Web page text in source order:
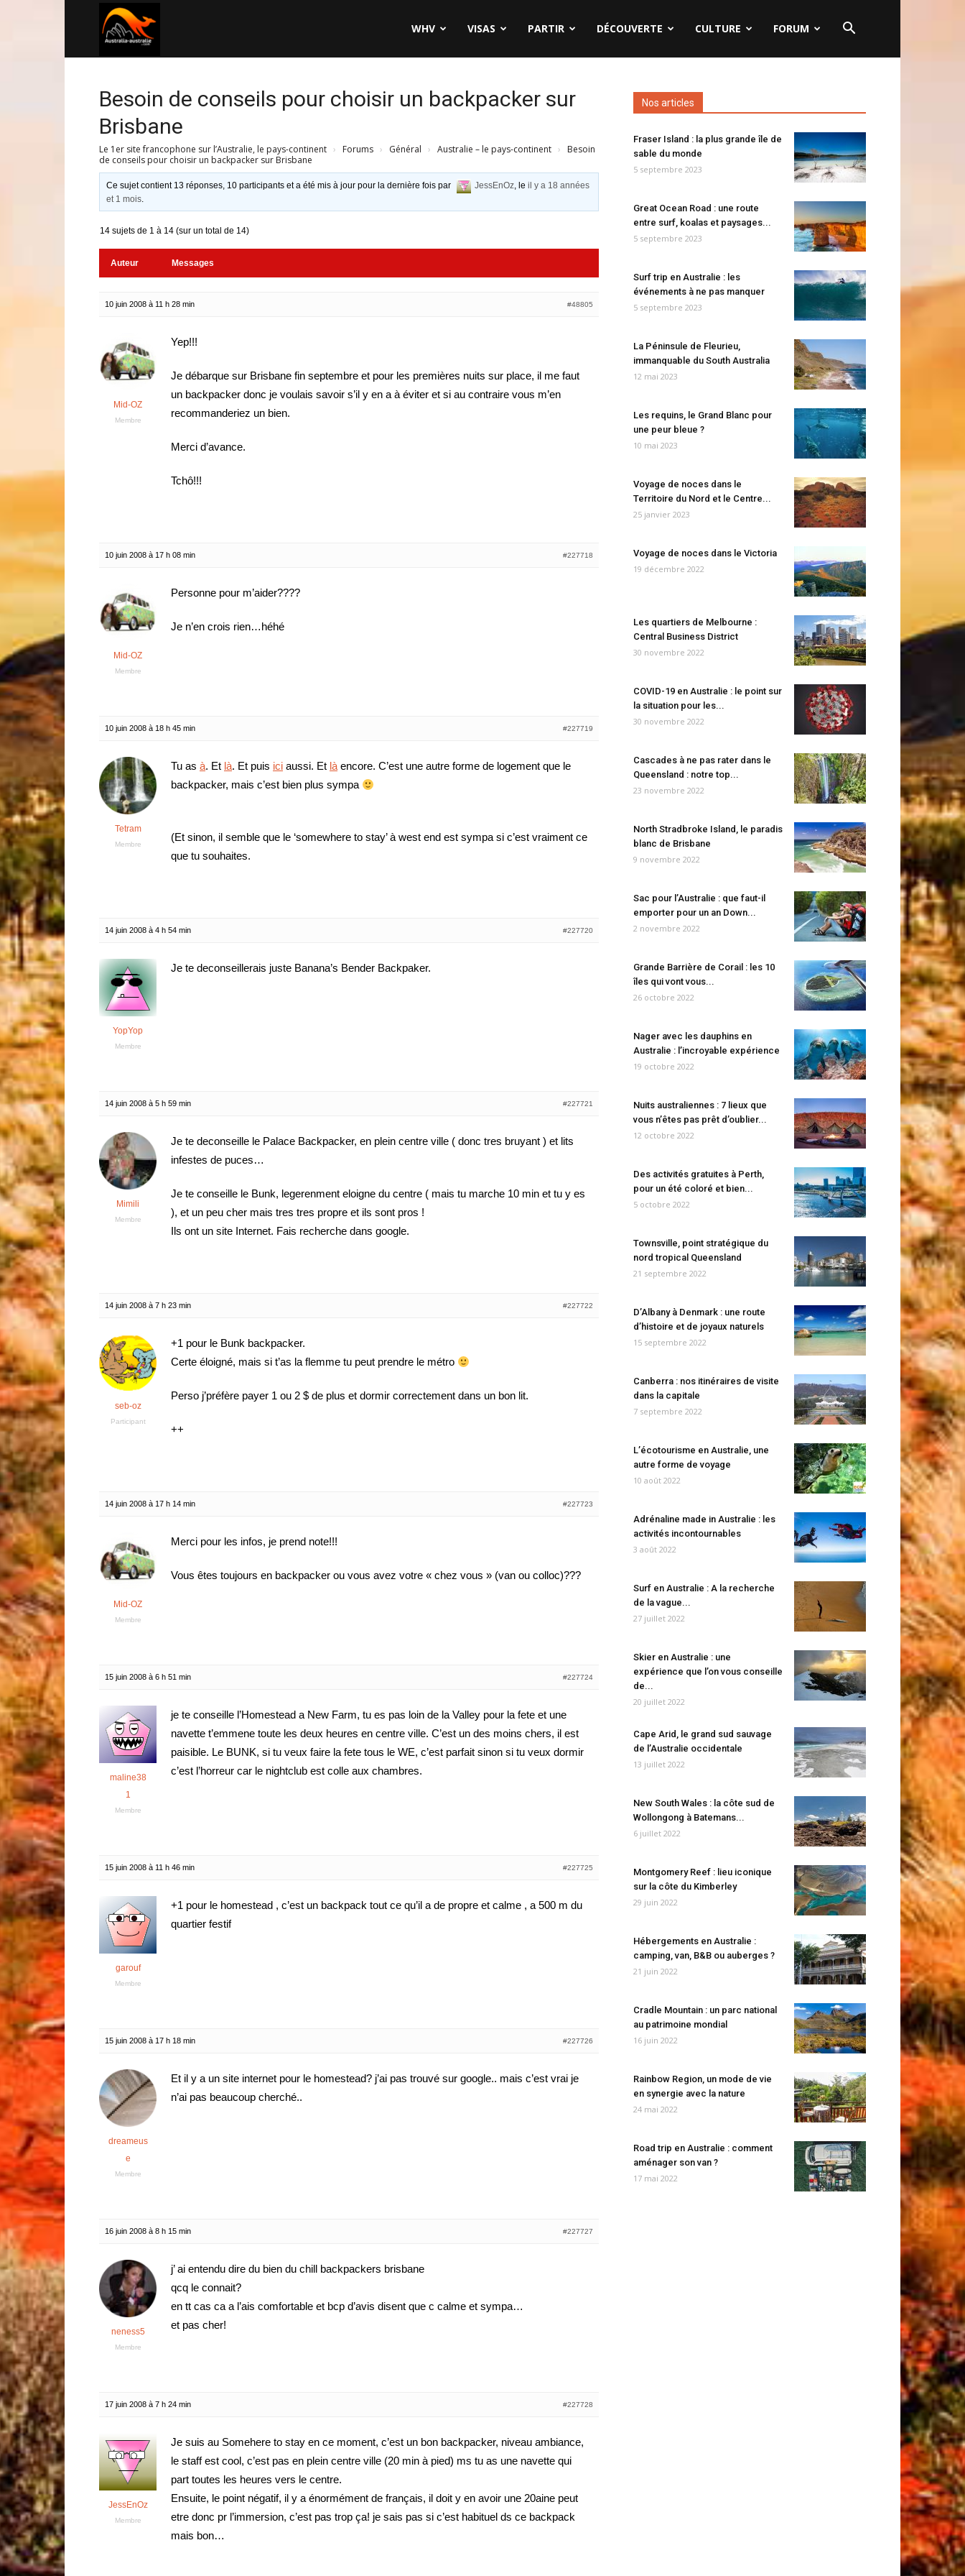
WHV VISAS PARTIR DÉCOUVERTE CULTURE FORUM
Besoin de conseils pour choisir un backpacker sur
Brisbane
Le 1er site francophone sur l’Australie, le pays-continent › Forums › Général › Australie – le pays-continent ›
Besoin
de conseils pour choisir un backpacker sur Brisbane
Ce sujet contient 13 réponses, 10 participants et a été mis à jour pour la dernière fois par JessEnOz, leil y a 18 années
et 1 mois.
14 sujets de 1 à 14 (sur un total de 14)
Auteur Messages
10 juin 2008 à 11 h 28 min #48805
Mid-OZ
Membre
Yep!!!
Je débarque sur Brisbane fin septembre et pour les premières nuits sur place, il me faut
un backpacker donc je voulais savoir s’il y en a à éviter et si au contraire vous m’en
recommanderiez un bien.
Merci d’avance.
Tchô!!!
10 juin 2008 à 17 h 08 min #227718
Mid-OZ
Membre
Personne pour m’aider????
Je n’en crois rien…héhé
10 juin 2008 à 18 h 45 min #227719
Tetram
Membre
Tu as à. Et là. Et puis ici aussi. Et là encore. C’est une autre forme de logement que le
backpacker, mais c’est bien plus sympa
(Et sinon, il semble que le ‘somewhere to stay’ à west end est sympa si c’est vraiment ce
que tu souhaites.
14 juin 2008 à 4 h 54 min #227720
YopYop
Membre
Je te deconseillerais juste Banana’s Bender Backpaker.
14 juin 2008 à 5 h 59 min #227721
Mimili
Membre
Je te deconseille le Palace Backpacker, en plein centre ville ( donc tres bruyant ) et lits
infestes de puces…
Je te conseille le Bunk, legerenment eloigne du centre ( mais tu marche 10 min et tu y es
), et un peu cher mais tres tres propre et ils sont pros !
Ils ont un site Internet. Fais recherche dans google.
14 juin 2008 à 7 h 23 min #227722
seb-oz
Participant
+1 pour le Bunk backpacker.
Certe éloigné, mais si t’as la flemme tu peut prendre le métro
Perso j’préfère payer 1 ou 2 $ de plus et dormir correctement dans un bon lit.
++
14 juin 2008 à 17 h 14 min #227723
Mid-OZ
Membre
Merci pour les infos, je prend note!!!
Vous êtes toujours en backpacker ou vous avez votre « chez vous » (van ou colloc)???
15 juin 2008 à 6 h 51 min #227724
maline38
1
Membre
je te conseille l’Homestead a New Farm, tu es pas loin de la Valley pour la fete et une
navette t’emmene toute les deux heures en centre ville. C’est un des moins chers, il est
paisible. Le BUNK, si tu veux faire la fete tous le WE, c’est parfait sinon si tu veux dormir
c’est l’horreur car le nightclub est colle aux chambres.
15 juin 2008 à 11 h 46 min #227725
garouf
Membre
+1 pour le homestead , c’est un backpack tout ce qu’il a de propre et calme , a 500 m du
quartier festif
15 juin 2008 à 17 h 18 min #227726
dreameus
e
Membre
Et il y a un site internet pour le homestead? j’ai pas trouvé sur google.. mais c’est vrai je
n’ai pas beaucoup cherché..
16 juin 2008 à 8 h 15 min #227727
neness5
Membre
j’ ai entendu dire du bien du chill backpackers brisbane
qcq le connait?
en tt cas ca a l’ais comfortable et bcp d’avis disent que c calme et sympa…
et pas cher!
17 juin 2008 à 7 h 24 min #227728
JessEnOz
Membre
Je suis au Somehere to stay en ce moment, c’est un bon backpacker, niveau ambiance,
le staff est cool, c’est pas en plein centre ville (20 min à pied) ms tu as une navette qui
part toutes les heures vers le centre.
Ensuite, le point négatif, il y a énormément de français, il doit y en avoir une 20aine peut
etre donc pr l’immersion, c’est pas trop ça! je sais pas si c’est habituel ds ce backpack
mais bon…
Nos articles
Fraser Island : la plus grande île de
sable du monde
5 septembre 2023
Great Ocean Road : une route
entre surf, koalas et paysages...
5 septembre 2023
Surf trip en Australie : les
événements à ne pas manquer
5 septembre 2023
La Péninsule de Fleurieu,
immanquable du South Australia
12 mai 2023
Les requins, le Grand Blanc pour
une peur bleue ?
10 mai 2023
Voyage de noces dans le
Territoire du Nord et le Centre...
25 janvier 2023
Voyage de noces dans le Victoria
19 décembre 2022
Les quartiers de Melbourne :
Central Business District
30 novembre 2022
COVID-19 en Australie : le point sur
la situation pour les...
30 novembre 2022
Cascades à ne pas rater dans le
Queensland : notre top...
23 novembre 2022
North Stradbroke Island, le paradis
blanc de Brisbane
9 novembre 2022
Sac pour l’Australie : que faut-il
emporter pour un an Down...
2 novembre 2022
Grande Barrière de Corail : les 10
îles qui vont vous...
26 octobre 2022
Nager avec les dauphins en
Australie : l’incroyable expérience
19 octobre 2022
Nuits australiennes : 7 lieux que
vous n’êtes pas prêt d’oublier...
12 octobre 2022
Des activités gratuites à Perth,
pour un été coloré et bien...
5 octobre 2022
Townsville, point stratégique du
nord tropical Queensland
21 septembre 2022
D’Albany à Denmark : une route
d’histoire et de joyaux naturels
15 septembre 2022
Canberra : nos itinéraires de visite
dans la capitale
7 septembre 2022
L’écotourisme en Australie, une
autre forme de voyage
10 août 2022
Adrénaline made in Australie : les
activités incontournables
3 août 2022
Surf en Australie : A la recherche
de la vague...
27 juillet 2022
Skier en Australie : une
expérience que l’on vous conseille
de...
20 juillet 2022
Cape Arid, le grand sud sauvage
de l’Australie occidentale
13 juillet 2022
New South Wales : la côte sud de
Wollongong à Batemans...
6 juillet 2022
Montgomery Reef : lieu iconique
sur la côte du Kimberley
29 juin 2022
Hébergements en Australie :
camping, van, B&B ou auberges ?
21 juin 2022
Cradle Mountain : un parc national
au patrimoine mondial
16 juin 2022
Rainbow Region, un mode de vie
en synergie avec la nature
24 mai 2022
Road trip en Australie : comment
aménager son van ?
17 mai 2022